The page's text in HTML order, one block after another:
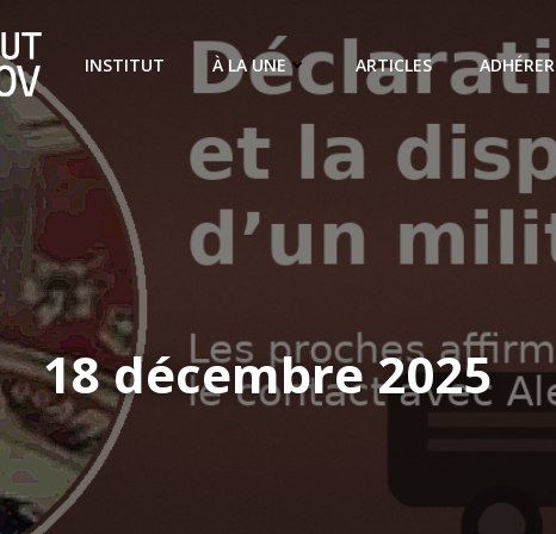
INSTITUT À LA UNE ARTICLES ADHÉRER
18 décembre 2025